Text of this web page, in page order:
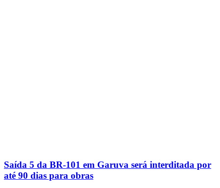
Saída 5 da BR-101 em Garuva será interditada por
até 90 dias para obras